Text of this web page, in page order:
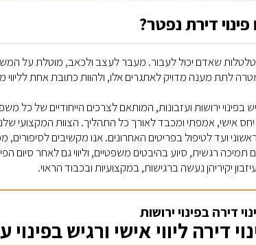
דירת נפטר?
שאדם יכול לעבור. מעבר לעצב ולכאב, מוטלת על
לתת מענה מדויק לאתגרים אלו, ולהוות כתובת אחת לליווי
בפינוי ירושות ועזבונות, המותאם לצרכים הייחודיים של כל
אישי, אמפתי ומכבד לאורך כל התהליך. הצוות המקצועי
ועד לטיפול בפריטים האחרונים. אנו מקשיבים לסיפורים,
רגשית, סיוע בהיבטים משפטיים, וליווי גם לאחר סיום
יקיריהן נעשה ברגישות, במקצועיות ובכבוד הראוי.
דירה בפינוי ירושות
דירה ליווי אישי ורגיש בפינוי